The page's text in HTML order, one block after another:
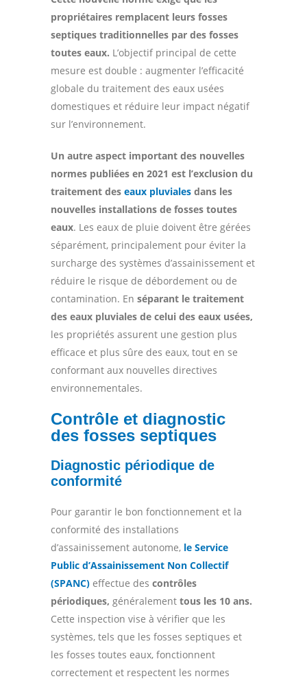
propriétaires remplacent leurs fosses
septiques traditionnelles par des fosses
toutes eaux. L’objectif principal de cette
mesure est double : augmenter l’efficacité
globale du traitement des eaux usées
domestiques et réduire leur impact négatif
sur l’environnement.
Un autre aspect important des nouvelles
normes publiées en 2021 est l’exclusion du
traitement des eaux pluviales dans les
nouvelles installations de fosses toutes
eaux. Les eaux de pluie doivent être gérées
séparément, principalement pour éviter la
surcharge des systèmes d’assainissement et
réduire le risque de débordement ou de
contamination. En séparant le traitement
des eaux pluviales de celui des eaux usées,
les propriétés assurent une gestion plus
efficace et plus sûre des eaux, tout en se
conformant aux nouvelles directives
environnementales.
Contrôle et diagnostic
des fosses septiques
Diagnostic périodique de
conformité
Pour garantir le bon fonctionnement et la
conformité des installations
d’assainissement autonome, le Service
Public d’Assainissement Non Collectif
(SPANC) effectue des contrôles
périodiques, généralement tous les 10 ans.
Cette inspection vise à vérifier que les
systèmes, tels que les fosses septiques et
les fosses toutes eaux, fonctionnent
correctement et respectent les normes